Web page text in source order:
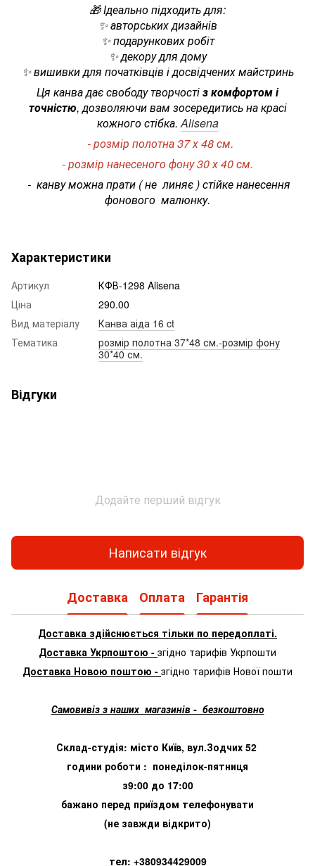
🎁 Ідеально підходить для:
✨ авторських дизайнів
✨ подарункових робіт
✨ декору для дому
✨ вишивки для початківців і досвідчених майстринь
Ця канва дає свободу творчостіз комфортом і
точністю, дозволяючи вам зосередитись на красі
кожного стібка. Alisena
- розмір полотна 37 х 48 см.
- розмір нанесеного фону 30 х 40 см.
- канву можна прати ( не линяє ) стійке нанесення
фонового малюнку.
Характеристики
Артикул
КФВ-1298 Alisena
Ціна
290.00
Вид матеріалу
Канва аіда 16 ct
Тематика
розмір полотна 37*48 см.-розмір фону
30*40 см.
Відгуки
Додайте перший відгук
Написати відгук
Доставка Оплата Гарантія
Доставка здійснюється тільки по передоплаті.
Доставка Укрпоштою - згідно тарифів Укрпошти
Доставка Новою поштою - згідно тарифів Нової пошти
Самовивіз з наших магазинів - безкоштовно
Склад-студія: місто Київ, вул.Зодчих 52
години роботи : понеділок-пятниця
з9:00 до 17:00
бажано перед приїздом телефонувати
(не завжди відкрито)
тел: +380934429009